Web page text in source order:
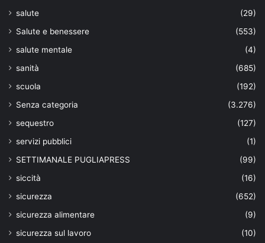
salute
(29)
Salute e benessere
(553)
salute mentale
(4)
sanità
(685)
scuola
(192)
Senza categoria
(3.276)
sequestro
(127)
servizi pubblici
(1)
SETTIMANALE PUGLIAPRESS
(99)
siccità
(16)
sicurezza
(652)
sicurezza alimentare
(9)
sicurezza sul lavoro
(10)